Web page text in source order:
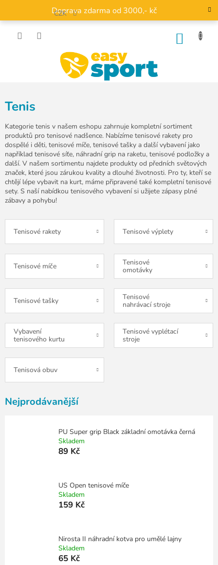
obsah
Doprava zdarma od 3000,- kč
CZK
Tenis
Kategorie tenis v našem eshopu zahrnuje kompletní sortiment
produktů pro tenisové nadšence. Nabízíme tenisové rakety pro
dospělé i děti, tenisové míče, tenisové tašky a další vybavení jako
například tenisové síťe, náhradní grip na raketu, tenisové podložky a
další. V našem sortimentu najdete produkty od předních světových
značek, které jsou zárukou kvality a dlouhé životnosti. Pro ty, kteří se
chtějí lépe vybavit na kurt, máme připravené také kompletní tenisové
sety. S naší nabídkou tenisového vybavení si užijete zápasy plné
zábavy a pohybu!
Tenisové rakety Tenisové výplety
Tenisové míče
Tenisové
omotávky
Tenisové tašky
Tenisové
nahrávací stroje
Vybavení
tenisového kurtu
Tenisové vyplétací
stroje
Tenisová obuv
Nejprodávanější
PU Super grip Black základní omotávka černá
Skladem
89 Kč
US Open tenisové míče
Skladem
159 Kč
Nirosta II náhradní kotva pro umělé lajny
Skladem
65 Kč